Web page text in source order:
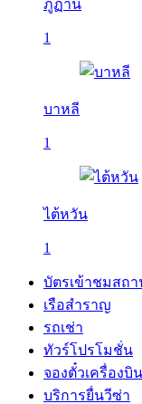
ภูฏาน
1
บาหลี
1
ไต้หวัน
1
บัตรเข้าชมสถ
เรือสำราญ
รถเช่า
ทัวร์โปรโมชั่น
จองตั๋วเครื่องบิน
บริการยื่นวีซ่า